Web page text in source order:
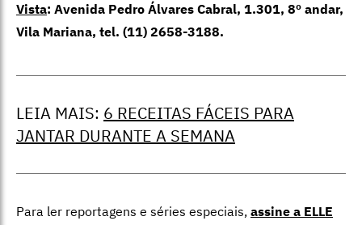
Vista: Avenida Pedro Álvares Cabral, 1.301, 8º andar,
Vila Mariana, tel. (11) 2658-3188.
LEIA MAIS: 6 RECEITAS FÁCEIS PARA
JANTAR DURANTE A SEMANA
Para ler reportagens e séries especiais, assine a ELLE